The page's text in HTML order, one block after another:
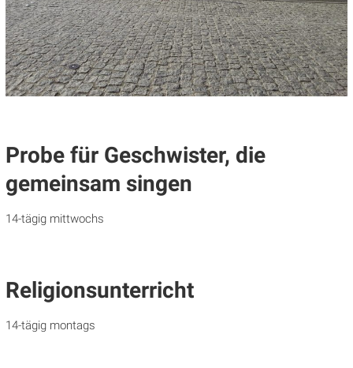
Probe für Geschwister, die
gemeinsam singen
14-tägig mittwochs
Religionsunterricht
14-tägig montags